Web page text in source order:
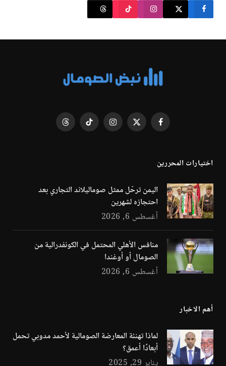
فيسبوك X
الانستغرامتيكتوك Threads
اختيارات المحررين
اليمن ترحّل ممثل صوماليلاند التجاري بعد
احتجازه لشهرين
أغسطس 6, 2026
منافس الأهلي المحتمل في الكونفدرالية من
الصومال أو أوغندا
أغسطس 6, 2026
أهم الاخبار
لماذا تهنئة المعارضة الصومالية لأحمد مدوبي تحمل
أبعادًا أعمق؟
يناير 29, 2025